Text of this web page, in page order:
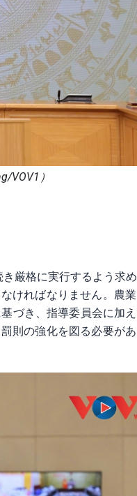
VOV1）
厳格に実行するよう求
ければなりません。農
づき、指導委員会に加
則の強化を図る必要が